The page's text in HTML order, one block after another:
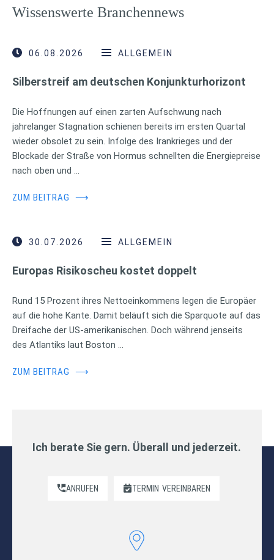
Wissenswerte Branchennews
06.08.2026 ALLGEMEIN
Silberstreif am deutschen Konjunkturhorizont
Die Hoffnungen auf einen zarten Aufschwung nach
jahrelanger Stagnation schienen bereits im ersten Quartal
wieder obsolet zu sein. Infolge des Irankrieges und der
Blockade der Straße von Hormus schnellten die Energiepreise
nach oben und …
ZUM BEITRAG ⟶
30.07.2026 ALLGEMEIN
Europas Risikoscheu kostet doppelt
Rund 15 Prozent ihres Nettoeinkommens legen die Europäer
auf die hohe Kante. Damit beläuft sich die Sparquote auf das
Dreifache der US-amerikanischen. Doch während jenseits
des Atlantiks laut Boston …
ZUM BEITRAG ⟶
Ich berate Sie gern. Überall und jederzeit.
ANRUFEN TERMIN VEREINBAREN